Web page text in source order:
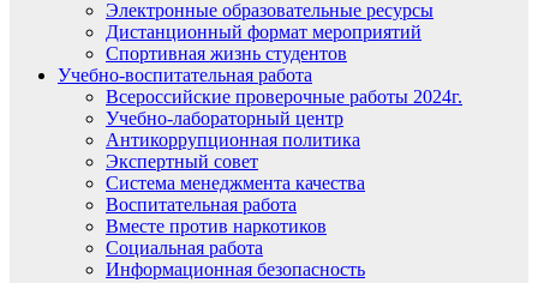
Электронные образовательные ресурсы
Дистанционный формат мероприятий
Спортивная жизнь студентов
Учебно-воспитательная работа
Всероссийские проверочные работы 2024г.
Учебно-лабораторный центр
Антикоррупционная политика
Экспертный совет
Система менеджмента качества
Воспитательная работа
Вместе против наркотиков
Социальная работа
Информационная безопасность